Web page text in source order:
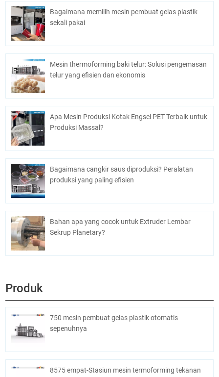
Bagaimana memilih mesin pembuat gelas plastik
sekali pakai
Mesin thermoforming baki telur: Solusi pengemasan
telur yang efisien dan ekonomis
Apa Mesin Produksi Kotak Engsel PET Terbaik untuk
Produksi Massal?
Bagaimana cangkir saus diproduksi? Peralatan
produksi yang paling efisien
Bahan apa yang cocok untuk Extruder Lembar
Sekrup Planetary?
Produk
750 mesin pembuat gelas plastik otomatis
sepenuhnya
8575 empat-Stasiun mesin termoforming tekanan